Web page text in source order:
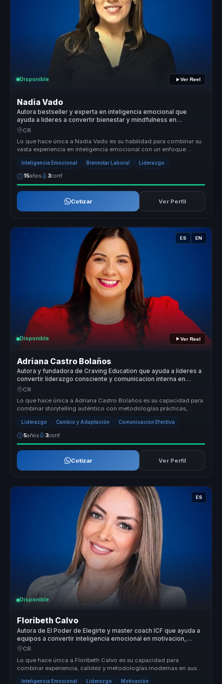
Disponible Ver Reel
Nadia Vado
Autora bestseller y experta en inteligencia emocional que
ayuda a lideres a convertir bienestar y mindfulness en
productividad y entornos saludables.
CR
Lo que hace única a Nadia Vado es su habilidad para combinar su
vasta experiencia en inteligencia emocional con un enfoque
práctico y apl...
Inteligencia Emocional Bienestar Laboral Liderazgo
15años 3conf.
Cotizar Ver Perfil
ES EN
Disponible Ver Reel
Adriana Castro Bolaños
Autora y fundadora de Craving Education que ayuda a lideres a
convertir liderazgo consciente y comunicacion interna en
cohesion y decisiones valientes.
CR
Lo que hace única a Adriana Castro Bolaños es su capacidad para
combinar storytelling auténtico con metodologías prácticas,
ofreciendo un...
Liderazgo Cambio y Adaptación Comunicación Efectiva
5años 3conf.
Cotizar Ver Perfil
ES
Disponible
Floribeth Calvo
Autora de El Poder de Elegirte y master coach ICF que ayuda a
equipos a convertir inteligencia emocional en motivacion,
productividad y liderazgo consciente.
CR
Lo que hace única a Floribeth Calvo es su capacidad para
combinar experiencia, calidez y metodologías modernas en sus
conferencias. Su en...
Inteligencia Emocional Liderazgo Motivación